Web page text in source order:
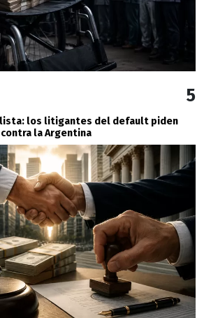
5
los litigantes del default piden
la Argentina